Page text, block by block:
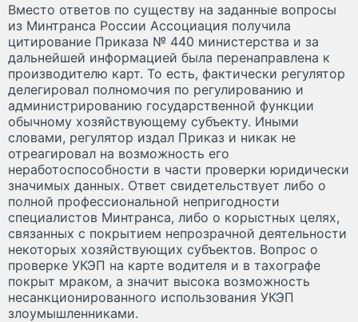
Вместо ответов по существу на заданные вопросы
из Минтранса России Ассоциация получила
цитирование Приказа № 440 министерства и за
дальнейшей информацией была перенаправлена к
производителю карт. То есть, фактически регулятор
делегировал полномочия по регулированию и
администрированию государственной функции
обычному хозяйствующему субъекту. Иными
словами, регулятор издал Приказ и никак не
отреагировал на возможность его
неработоспособности в части проверки юридически
значимых данных. Ответ свидетельствует либо о
полной профессиональной непригодности
специалистов Минтранса, либо о корыстных целях,
связанных с покрытием непрозрачной деятельности
некоторых хозяйствующих субъектов. Вопрос о
проверке УКЭП на карте водителя и в тахографе
покрыт мраком, а значит высока возможность
несанкционированного использования УКЭП
злоумышленниками.